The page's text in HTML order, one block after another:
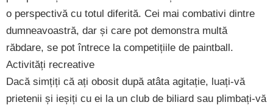
o perspectivă cu totul diferită. Cei mai combativi dintre
dumneavoastră, dar și care pot demonstra multă
răbdare, se pot întrece la competițiile de paintball.
Activități recreative
Dacă simțiți că ați obosit după atâta agitație, luați-vă
prietenii și ieșiți cu ei la un club de biliard sau plimbați-vă